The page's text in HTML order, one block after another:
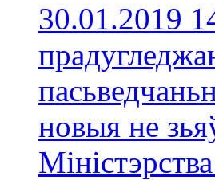
30.01.2019
новыя не